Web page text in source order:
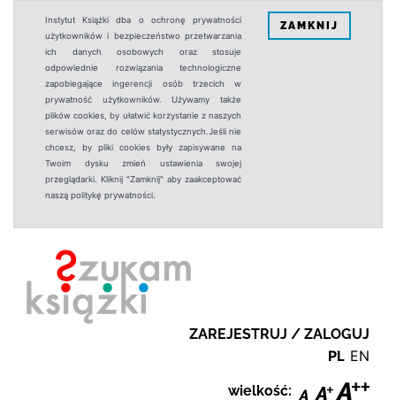
Instytut Książki dba o ochronę prywatności
użytkowników i bezpieczeństwo przetwarzania
ich danych osobowych oraz stosuje
odpowiednie rozwiązania technologiczne
zapobiegające ingerencji osób trzecich w
prywatność użytkowników. Używamy także
plików cookies, by ułatwić korzystanie z naszych
serwisów oraz do celów statystycznych.Jeśli nie
chcesz, by pliki cookies były zapisywane na
Twoim dysku zmień ustawienia swojej
przeglądarki. Kliknij "Zamknij" aby zaakceptować
naszą politykę prywatności.
ZAMKNIJ
ZAREJESTRUJ / ZALOGUJ
PL EN
wielkość: